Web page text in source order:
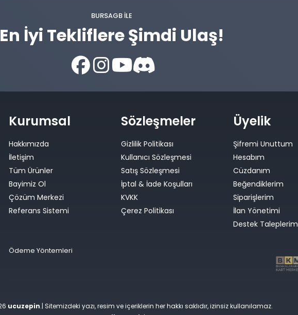
BURSAGB ILE
En İyi Tekliflere Şimdi Ulaş!
Kurumsal
Hakkımızda
İletişim
Tüm Ürünler
Bayimiz Ol
Çözüm Merkezi
Referans Sistemi
Sözleşmeler
Gizlilik Politikası
Kullanıcı Sözleşmesi
Satış Sözleşmesi
İptal & İade Koşulları
KVKK
Çerez Politikası
Üyelik
Şifremi Unuttum
Hesabım
Cüzdanım
Beğendiklerim
Siparişlerim
İlan Yönetimi
Destek Taleplerim
Ödeme Yöntemleri
ucuzepin.| Sitemizdeki yazı, resim ve içeriklerin her hakkı saklıdır, izinsiz kullanılamaz.